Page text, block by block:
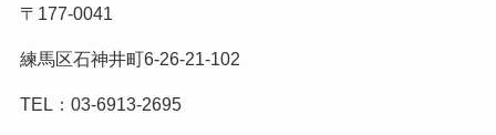
〒177-0041
練馬区石神井町6-26-21-102
TEL：03-6913-2695